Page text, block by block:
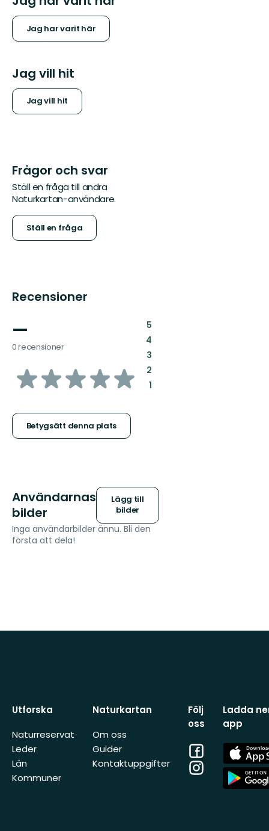
Jag har varit här
Jag vill hit
Jag vill hit
Frågor och svar
Ställ en fråga till andra
Naturkartan-användare.
Ställ en fråga
Recensioner
—
0 recensioner
av
stjärnor
Betygsätt denna plats
5:
4:
3:
2:
1:
Användarnas
bilder
Lägg till
bilder
Inga användarbilder ännu. Bli den
första att dela!
Utforska
Naturreservat
Leder
Län
Kommuner
Naturkartan
Om oss
Guider
Kontaktuppgifter
Följ
oss
Facebook
Instagram
Ladda
app
App
Store
App
Store